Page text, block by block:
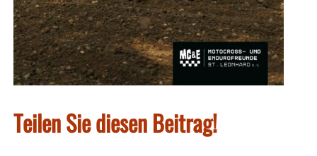
Teilen Sie diesen Beitrag!